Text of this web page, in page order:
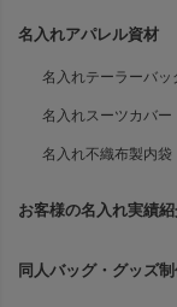
名入れアパレル資材
名入れテーラーバッ
名入れスーツカバー
名入れ不織布製内袋
お客様の名入れ実績
同人バッグ・グッズ